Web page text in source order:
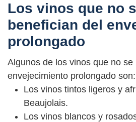
Los vinos que no
benefician del
prolongado
Algunos de los vinos que no se
envejecimiento prolongado son:
Los vinos tintos ligeros y
Beaujolais.
Los vinos blancos y